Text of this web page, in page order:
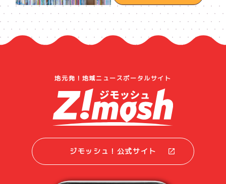
地元発！地域ニュースポータルサイト
ジモッシュ！公式サイト